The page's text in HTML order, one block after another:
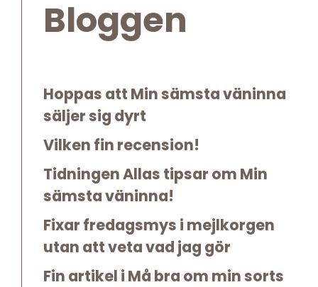
Bloggen
Hoppas att Min sämsta väninna
säljer sig dyrt
Vilken fin recension!
Tidningen Allas tipsar om Min
sämsta väninna!
Fixar fredagsmys i mejlkorgen
utan att veta vad jag gör
Fin artikel i Må bra om min sorts